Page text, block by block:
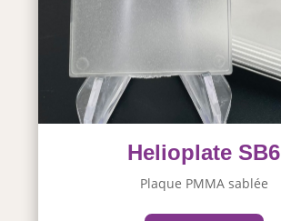
Helioplate SB6
Plaque PMMA sablée